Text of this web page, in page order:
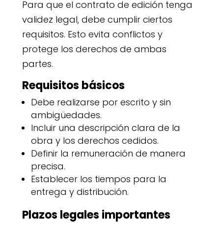
Para que el contrato de edición tenga
validez legal, debe cumplir ciertos
requisitos. Esto evita conflictos y
protege los derechos de ambas
partes.
Requisitos básicos
Debe realizarse por escrito y sin
ambigüedades.
Incluir una descripción clara de la
obra y los derechos cedidos.
Definir la remuneración de manera
precisa.
Establecer los tiempos para la
entrega y distribución.
Plazos legales importantes